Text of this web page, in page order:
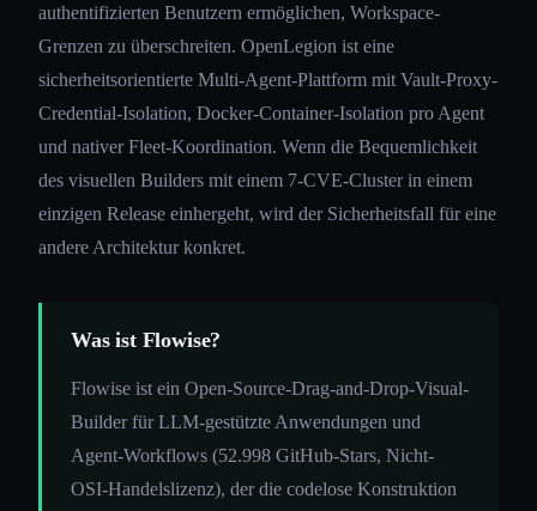
authentifizierten Benutzern ermöglichen, Workspace-
Grenzen zu überschreiten. OpenLegion ist eine
sicherheitsorientierte Multi-Agent-Plattform mit Vault-Proxy-
Credential-Isolation, Docker-Container-Isolation pro Agent
und nativer Fleet-Koordination. Wenn die Bequemlichkeit
des visuellen Builders mit einem 7-CVE-Cluster in einem
einzigen Release einhergeht, wird der Sicherheitsfall für eine
andere Architektur konkret.
Was ist Flowise?
Flowise ist ein Open-Source-Drag-and-Drop-Visual-
Builder für LLM-gestützte Anwendungen und
Agent-Workflows (52.998 GitHub-Stars, Nicht-
OSI-Handelslizenz), der die codelose Konstruktion